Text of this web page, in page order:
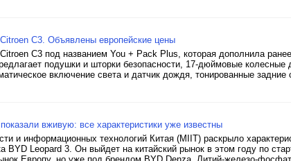
C3. Объявлены европейские цены
C3 под названием You + Pack Plus, которая дополнила
подушки и шторки безопасности, 17-дюймовые колесные
включение света и датчик дождя, тонированные
вживую: все характеристики уже известны
и информационных технологий Китая (MIIT) раскрыло
BYD Leopard 3. Он выйдет на китайский рынок в этом году по